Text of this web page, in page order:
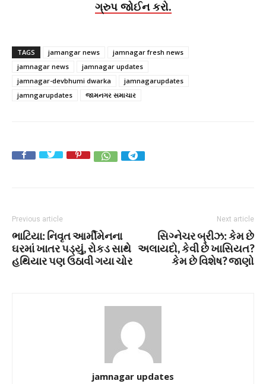
ગ્રુપ જોઈન કરો.
TAGS jamangar news
jamnagar fresh news
jamnagar news
jamnagar updates
jamnagar-devbhumi dwarka
jamnagarupdates
jamngarupdates
જામનગર સમાચાર
Previous article
ભાટિયા: નિવૃત આર્મીમેનના
ઘરમાં ખાતર પડ્યું, રોકડ સાથે
હથિયાર પણ ઉઠાવી ગયા ચોર
Next article
સિગ્નેચર બ્રીઝ: કેમ છે
અલાયદો, કેવી છે ખાસિયત?
કેમ છે વિશેષ? જાણો
jamnagar updates